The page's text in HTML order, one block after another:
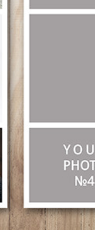
Mücevher